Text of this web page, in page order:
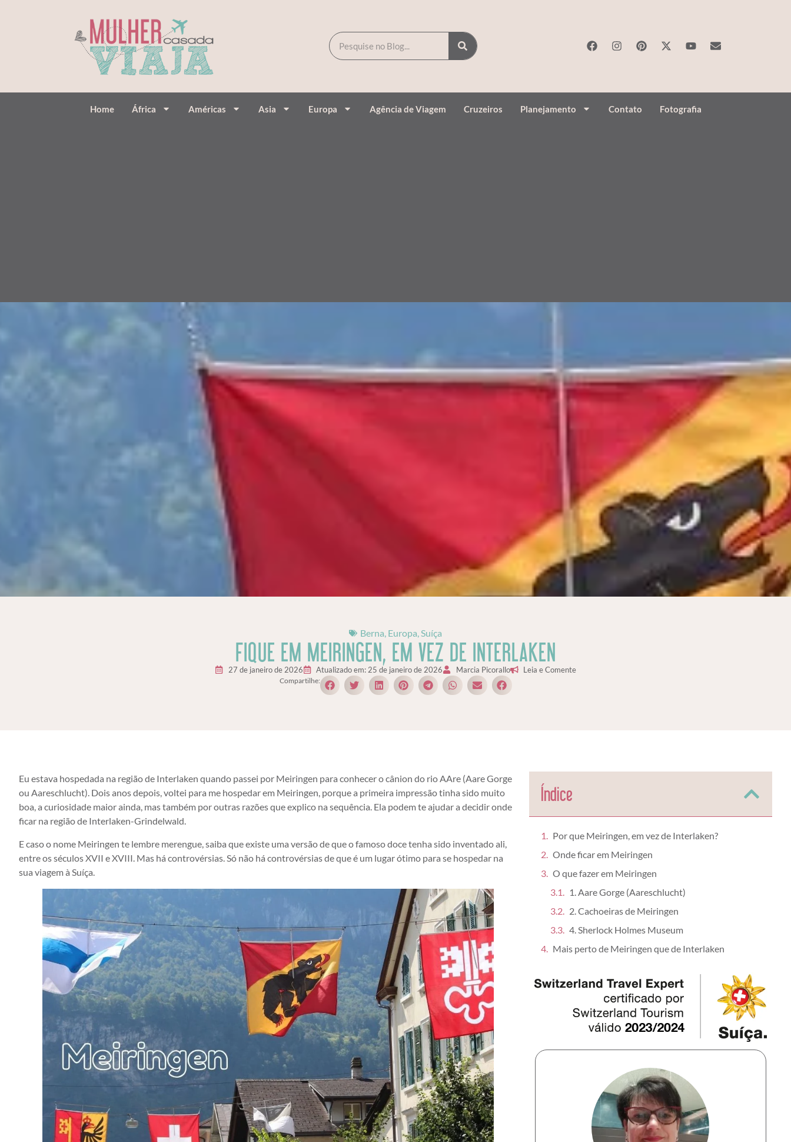
Home África Américas Asia Europa Agência de Viagem Cruzeiros Planejamento Contato Fotografia
Berna Europa Suíça
FIQUE EM MEIRINGEN, EM VEZ DE INTERLAKEN
27 de janeiro de 2026 Atualizado em: 25 de janeiro de 2026 Marcia Picorallo Leia e Comente
Compartilhe:
Eu estava hospedada na região de Interlaken quando passei por Meiringen para conhecer o cânion do rio AAre (Aare Gorge
ou Aareschlucht). Dois anos depois, voltei para me hospedar em Meiringen, porque a primeira impressão tinha sido muito
boa, a curiosidade maior ainda, mas também por outras razões que explico na sequência. Ela podem te ajudar a decidir onde
ficar na região de Interlaken-Grindelwald.
E caso o nome Meiringen te lembre merengue, saiba que existe uma versão de que o famoso doce tenha sido inventado ali,
entre os séculos XVII e XVIII. Mas há controvérsias. Só não há controvérsias de que é um lugar ótimo para se hospedar na
sua viagem à Suíça.
Índice
Por que Meiringen, em vez de Interlaken?
Onde ficar em Meiringen
O que fazer em Meiringen
1. Aare Gorge (Aareschlucht)
2. Cachoeiras de Meiringen
4. Sherlock Holmes Museum
Mais perto de Meiringen que de Interlaken